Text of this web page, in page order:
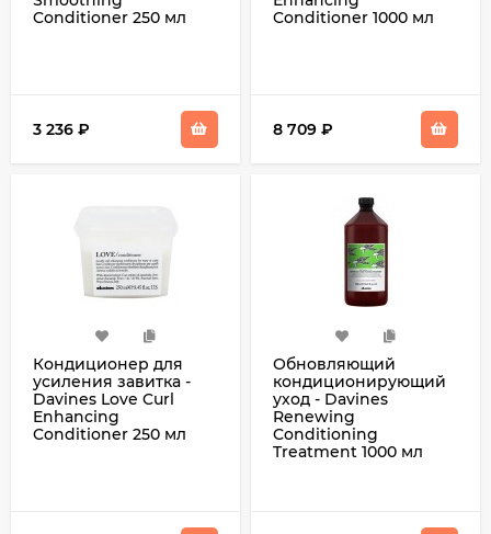
Conditioner 250 мл
3 236 ₽
Conditioner 1000 мл
8 709 ₽
Кондиционер для
усиления завитка -
Davines Love Curl
Enhancing
Conditioner 250 мл
Обновляющий
кондиционирующий
уход - Davines
Renewing
Conditioning
Treatment 1000 мл